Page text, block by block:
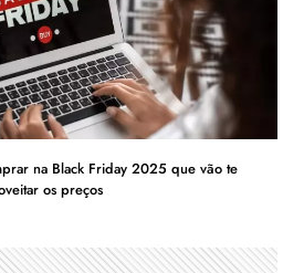
na Black Friday 2025 que vão te
os preços